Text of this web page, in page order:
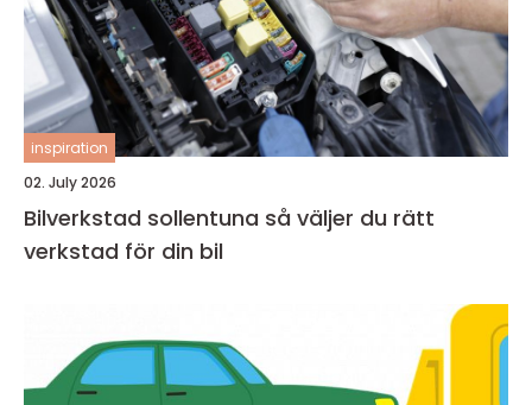
inspiration
02. July 2026
Bilverkstad sollentuna så väljer du rätt
verkstad för din bil